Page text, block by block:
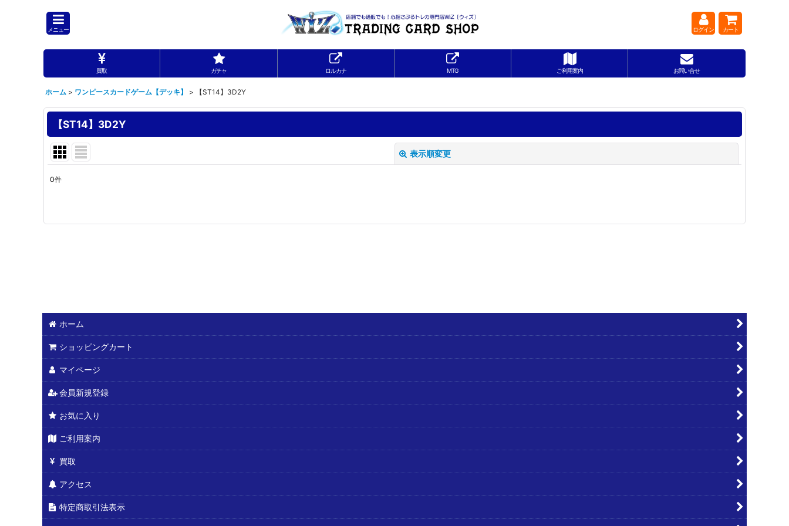
メニュー ログイン カート
買取 ガチャ ロルカナ MTG ご利用案内 お問い合せ
ホーム > ワンピースカードゲーム【デッキ】 > 【ST14】3D2Y
【ST14】3D2Y
表示順変更
0件
ホーム
ショッピングカート
マイページ
会員新規登録
お気に入り
ご利用案内
買取
アクセス
特定商取引法表示